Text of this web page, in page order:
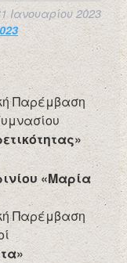
Ιανουαρίου 2023
Παρέμβαση
«Μαρία
Παρέμβαση